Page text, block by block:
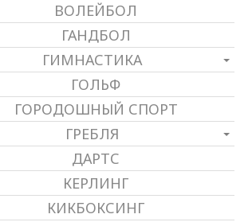
ВОЛЕЙБОЛ
ГАНДБОЛ
ГИМНАСТИКА
ГОЛЬФ
ГОРОДОШНЫЙ СПОРТ
ГРЕБЛЯ
ДАРТС
КЕРЛИНГ
КИКБОКСИНГ